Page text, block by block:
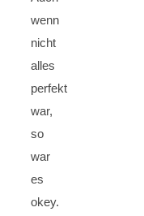
wenn
nicht
alles
perfekt
war,
so
war
es
okey.